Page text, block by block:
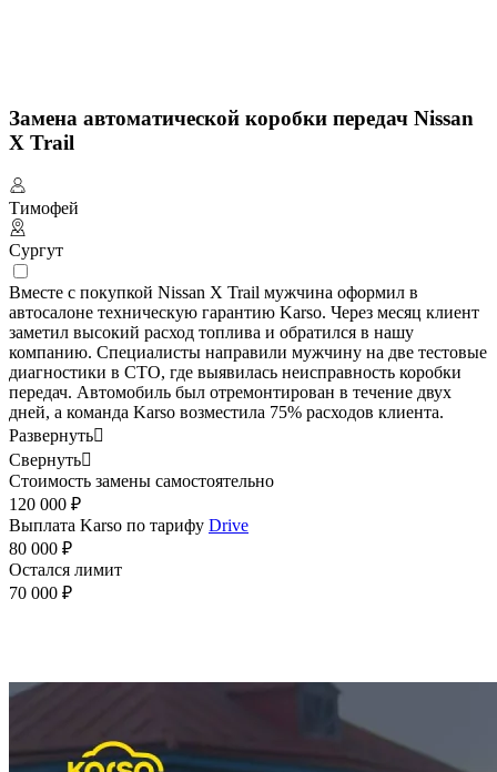
Замена автоматической коробки передач Nissan
X Trail
Тимофей
Сургут
Вместе с покупкой Nissan X Trail мужчина оформил в
автосалоне техническую гарантию Karso. Через месяц клиент
заметил высокий расход топлива и обратился в нашу
компанию. Специалисты направили мужчину на две тестовые
диагностики в СТО, где выявилась неисправность коробки
передач. Автомобиль был отремонтирован в течение двух
дней, а команда Karso возместила 75% расходов клиента.
Развернуть
Свернуть
Стоимость замены самостоятельно
120 000 ₽
Выплата Karso по тарифу Drive
80 000 ₽
Остался лимит
70 000 ₽